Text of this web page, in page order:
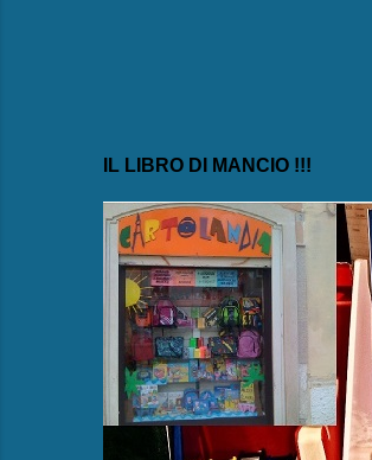
IL LIBRO DI MANCIO !!!